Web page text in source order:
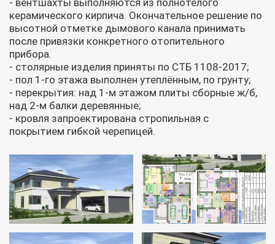
керамического кирпича. Окончательное решение по
высотной отметке дымового канала принимать
после привязки конкретного отопительного
прибора.
- столярные изделия приняты по СТБ 1108-2017;
- пол 1-го этажа выполнен утеплённым, по грунту;
- перекрытия: над 1-м этажом плиты сборные ж/б,
над 2-м балки деревянные;
- кровля запроектирована стропильная с
покрытием гибкой черепицей.